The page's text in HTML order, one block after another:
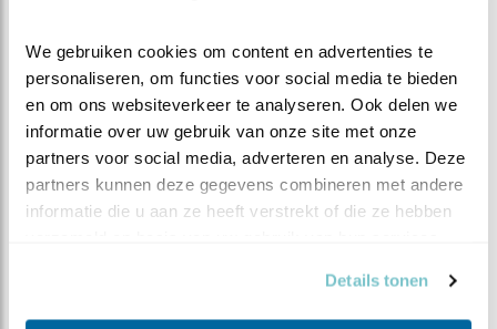
We gebruiken cookies om content en advertenties te
personaliseren, om functies voor social media te bieden
en om ons websiteverkeer te analyseren. Ook delen we
informatie over uw gebruik van onze site met onze
partners voor social media, adverteren en analyse. Deze
partners kunnen deze gegevens combineren met andere
informatie die u aan ze heeft verstrekt of die ze hebben
Details tonen
*Af en toezagen we ze vliegenin de avond. En eindelijk
kwamEXSbij de kast. De andere drie volgden. Alle vier
de jonge slechtvalkenzijn weer bij elkaar voor de nacht.